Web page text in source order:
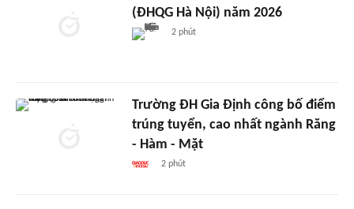
(ĐHQG Hà Nội) năm 2026
2 phút
Trường ĐH Gia Định công bố điểm
trúng tuyển, cao nhất ngành Răng
- Hàm - Mặt
2 phút